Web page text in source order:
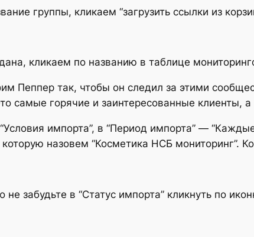
группы, кликаем “загрузить ссылки из
кликаем по названию в таблице
Пеппер так, чтобы он следил за этими
самые горячие и заинтересованные клиенты,
импорта”, в “Период импорта” —
которую назовем “Косметика НСБ мониторинг”.
не забудьте в “Статус импорта” кликнуть по